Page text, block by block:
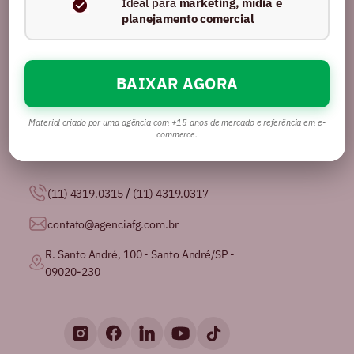
Somos uma agência com mais de 16 anos no
melhores agências de publicidade para se
trabalhar no Brasil.
(11) 4319.0315 / (11) 4319.0317
contato@agenciafg.com.br
R. Santo André, 100 - Santo André/SP -
09020-230
planejamento comercial
BAIXAR AGORA
Material criado por uma agência com +15 anos de mercado e referência em e-
commerce.